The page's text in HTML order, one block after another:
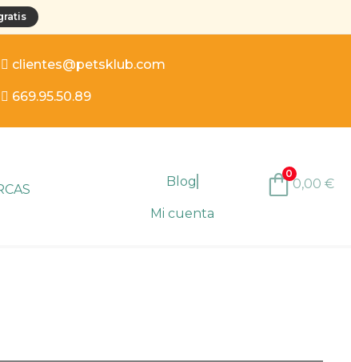
clientes@petsklub.com
669.95.50.89
Blog
Mi cuenta
0
0,00 €